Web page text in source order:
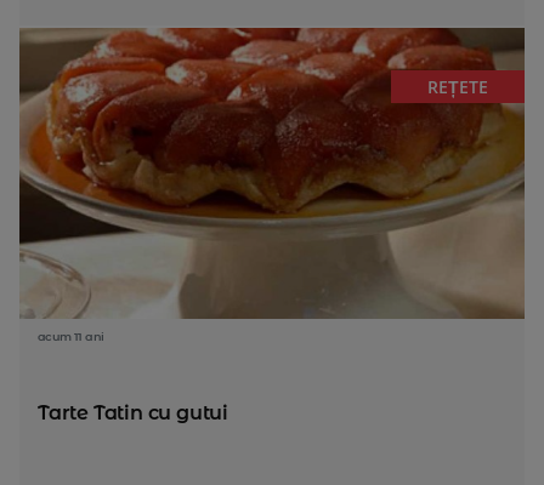
REȚETE
acum 11 ani
Tarte Tatin cu gutui